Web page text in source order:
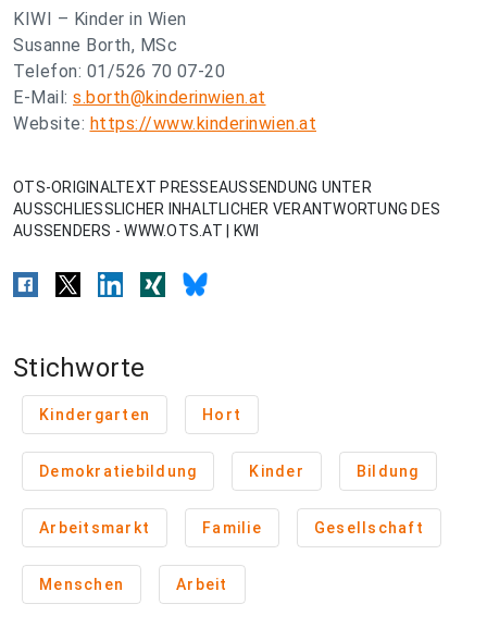
KIWI – Kinder in Wien
Susanne Borth, MSc
Telefon: 01/526 70 07-20
E-Mail: s.borth@kinderinwien.at
Website: https://www.kinderinwien.at
OTS-ORIGINALTEXT PRESSEAUSSENDUNG UNTER
AUSSCHLIESSLICHER INHALTLICHER VERANTWORTUNG DES
AUSSENDERS - WWW.OTS.AT | KWI
Stichworte
Kindergarten Hort
Demokratiebildung Kinder Bildung
Arbeitsmarkt Familie Gesellschaft
Menschen Arbeit